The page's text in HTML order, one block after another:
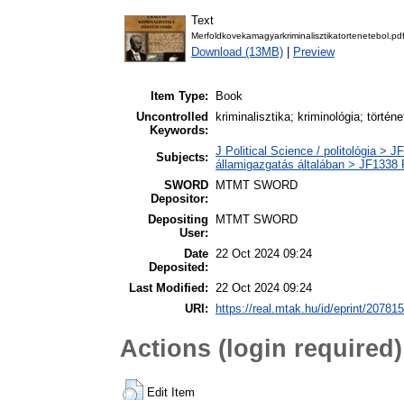
Text
Merfoldkovekamagyarkriminalisztikatortenetebol.pdf
Download (13MB) Preview
Item Type:
Book
Uncontrolled
Keywords:
kriminalisztika; kriminológia;
Subjects: J Political Science / politológia >
államigazgatás általában >
SWORD
Depositor:
MTMT SWORD
Depositing
User:
MTMT SWORD
Date
Deposited:
22 Oct 2024 09:24
Last Modified: 22 Oct 2024 09:24
URI:
https://real.mtak.hu/id/eprint/207815
Actions (login required)
Edit Item